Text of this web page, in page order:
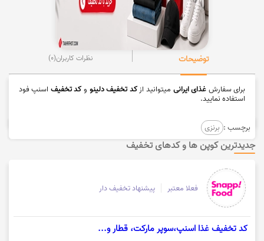
توضیحات نظرات کاربران(0)
برای سفارش غذای ایرانی میتوانید ازکد تخفیف دلینو و کد تخفیف اسنپ فود
استفاده نمایید.
برچسب : برنزی
جدیدترین کوپن ها و کدهای تخفیف
فعلا معتبر پیشنهاد تخفیف دار
کد تخفیف غذا اسنپ،سوپر مارکت، قطار و...